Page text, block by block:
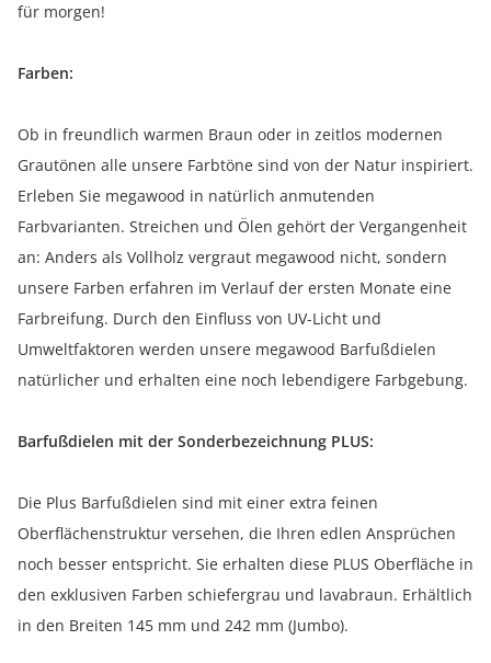
für morgen!
Farben:
Ob in freundlich warmen Braun oder in zeitlos modernen
Grautönen alle unsere Farbtöne sind von der Natur inspiriert.
Erleben Sie megawood in natürlich anmutenden
Farbvarianten. Streichen und Ölen gehört der Vergangenheit
an: Anders als Vollholz vergraut megawood nicht, sondern
unsere Farben erfahren im Verlauf der ersten Monate eine
Farbreifung. Durch den Einfluss von UV-Licht und
Umweltfaktoren werden unsere megawood Barfußdielen
natürlicher und erhalten eine noch lebendigere Farbgebung.
Barfußdielen mit der Sonderbezeichnung PLUS:
Die Plus Barfußdielen sind mit einer extra feinen
Oberflächenstruktur versehen, die Ihren edlen Ansprüchen
noch besser entspricht. Sie erhalten diese PLUS Oberfläche in
den exklusiven Farben schiefergrau und lavabraun. Erhältlich
in den Breiten 145 mm und 242 mm (Jumbo).